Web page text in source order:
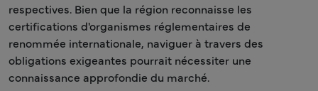
respectives. Bien que la région reconnaisse les
certifications d'organismes réglementaires de
renommée internationale, naviguer à travers des
obligations exigeantes pourrait nécessiter une
connaissance approfondie du marché.